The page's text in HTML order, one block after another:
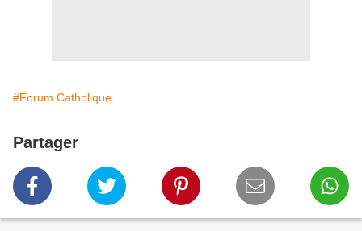
#Forum Catholique
Partager